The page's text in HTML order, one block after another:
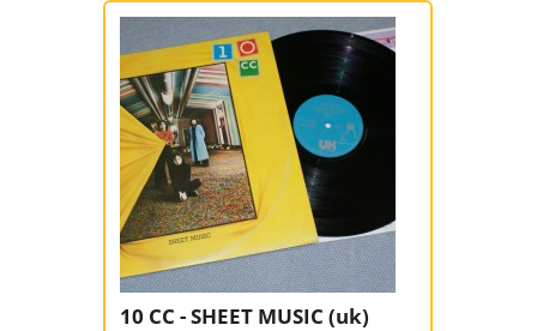
10 CC - SHEET MUSIC (uk)